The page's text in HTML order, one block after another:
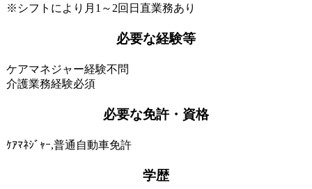
※シフトにより月1～2回日直業務あり
必要な経験等
ケアマネジャー経験不問
介護業務経験必須
必要な免許・資格
ｹｱﾏﾈｼﾞｬｰ,普通自動車免許
学歴